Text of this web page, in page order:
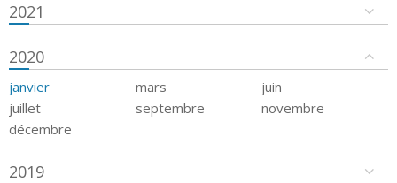
2021
2020
janvier mars
juin
juillet
septembre
novembre
décembre
2019